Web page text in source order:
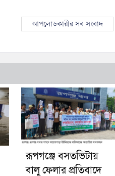
আপলোডকারীর সব সংবাদ
রূপগঞ্জে বসতভিটায়
বালু ফেলার প্রতিবাদে